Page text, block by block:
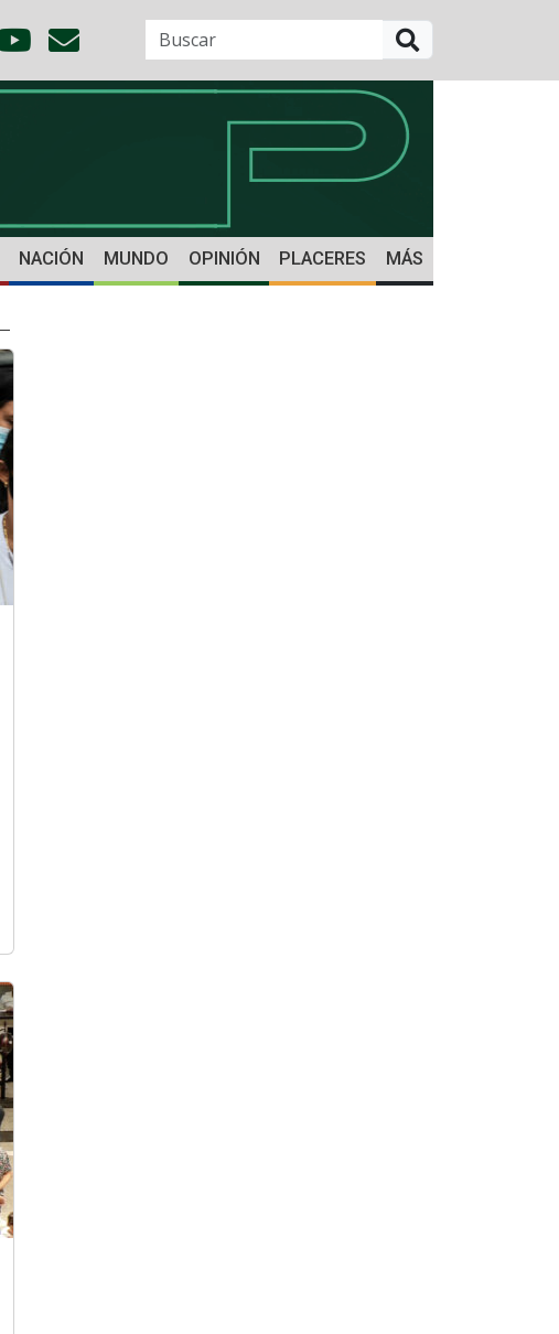
NACIÓN MUNDO OPINIÓN PLACERES MÁS